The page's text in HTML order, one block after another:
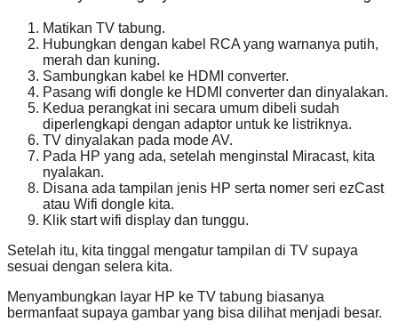
Matikan TV tabung.
Hubungkan dengan kabel RCA yang warnanya putih,
merah dan kuning.
Sambungkan kabel ke HDMI converter.
Pasang wifi dongle ke HDMI converter dan dinyalakan.
Kedua perangkat ini secara umum dibeli sudah
diperlengkapi dengan adaptor untuk ke listriknya.
TV dinyalakan pada mode AV.
Pada HP yang ada, setelah menginstal Miracast, kita
nyalakan.
Disana ada tampilan jenis HP serta nomer seri ezCast
atau Wifi dongle kita.
Klik start wifi display dan tunggu.
Setelah itu, kita tinggal mengatur tampilan di TV supaya
sesuai dengan selera kita.
Menyambungkan layar HP ke TV tabung biasanya
bermanfaat supaya gambar yang bisa dilihat menjadi besar.